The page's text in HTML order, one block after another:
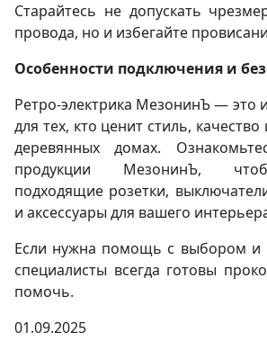
Старайтесь не допускать
провода, но и избегайте
Особенности подключения и
Ретро-электрика МезонинЪ — это
для тех, кто ценит стиль,
деревянных домах.
продукции МезонинЪ,
подходящие розетки,
и аксессуары для вашего
Если нужна помощь с выбором
специалисты всегда готовы
помочь.
01.09.2025